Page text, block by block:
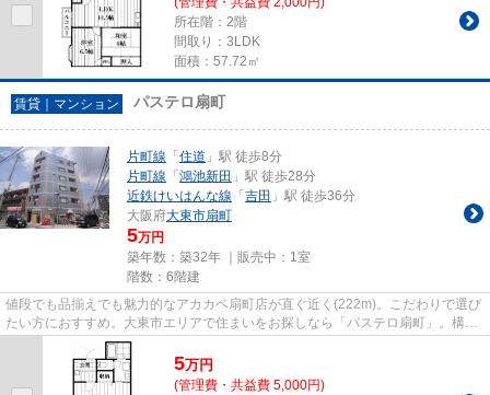
所在階：2階
間取り：3LDK
面積：57.72㎡
賃貸｜マンション パステロ扇町
片町線 「 住道 」駅 徒歩8分
片町線 「 鴻池新田 」駅 徒歩28分
近鉄けいはんな線 「 吉田 」駅 徒歩36分
大阪府大東市扇町
5万円
築年数：築32年 ｜販売中： 1室
階数：6階建
値段でも品揃えでも魅力的なアカカベ扇町店が直ぐ近く(222m)。こだわりで選び
たい方におすすめ。大東市エリアで住まいをお探しなら「パステロ扇町」。構造
上、広々とした住空間が確保...
5万円
(管理費・共益費 5,000円)